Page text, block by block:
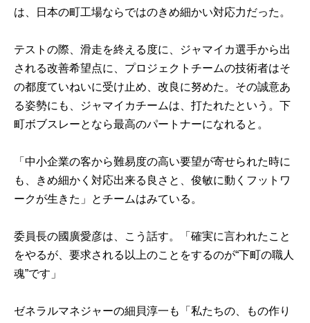
は、日本の町工場ならではのきめ細かい対応力だった。
テストの際、滑走を終える度に、ジャマイカ選手から出
される改善希望点に、プロジェクトチームの技術者はそ
の都度ていねいに受け止め、改良に努めた。その誠意あ
る姿勢にも、ジャマイカチームは、打たれたという。下
町ボブスレーとなら最高のパートナーになれると。
「中小企業の客から難易度の高い要望が寄せられた時に
も、きめ細かく対応出来る良さと、俊敏に動くフットワ
ークが生きた」とチームはみている。
委員長の國廣愛彦は、こう話す。「確実に言われたこと
をやるが、要求される以上のことをするのが“下町の職人
魂”です」
ゼネラルマネジャーの細貝淳一も「私たちの、もの作り